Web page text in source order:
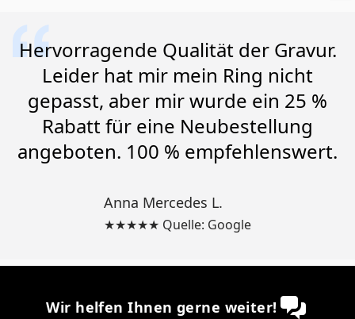
Hervorragende Qualität der Gravur.
Leider hat mir mein Ring nicht
gepasst, aber mir wurde ein 25 %
Rabatt für eine Neubestellung
angeboten. 100 % empfehlenswert.
Anna Mercedes L.
★★★★★ Quelle: Google
Wir helfen Ihnen gerne weiter!